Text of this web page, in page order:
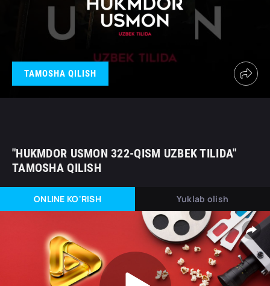
TAMOSHA QILISH
"HUKMDOR USMON 322-QISM UZBEK TILIDA"
TAMOSHA QILISH
ONLINE KO'RISH Yuklab olish